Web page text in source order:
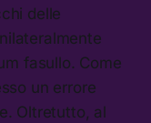
delle
fasullo. Come
un errore
Oltretutto, al